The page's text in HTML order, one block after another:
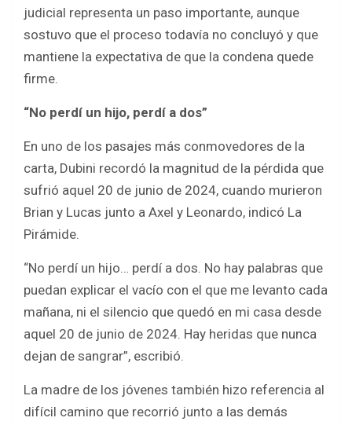
judicial representa un paso importante, aunque
sostuvo que el proceso todavía no concluyó y que
mantiene la expectativa de que la condena quede
firme.
“No perdí un hijo, perdí a dos”
En uno de los pasajes más conmovedores de la
carta, Dubini recordó la magnitud de la pérdida que
sufrió aquel 20 de junio de 2024, cuando murieron
Brian y Lucas junto a Axel y Leonardo, indicó La
Pirámide.
“No perdí un hijo… perdí a dos. No hay palabras que
puedan explicar el vacío con el que me levanto cada
mañana, ni el silencio que quedó en mi casa desde
aquel 20 de junio de 2024. Hay heridas que nunca
dejan de sangrar”, escribió.
La madre de los jóvenes también hizo referencia al
difícil camino que recorrió junto a las demás